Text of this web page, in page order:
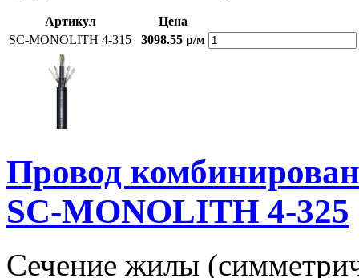
Артикул
Цена
SC-MONOLITH 4-315
3098.55 р/м
Провод
SC-MONOLITH 4-325
Сечение жилы